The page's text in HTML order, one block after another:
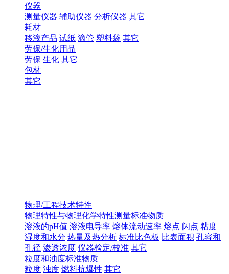
仪器
测量仪器 辅助仪器 分析仪器 其它
耗材
移液产品 试纸 滴管 塑料袋 其它
劳保/生化用品
劳保 生化 其它
包材
其它
物理/工程技术特性
物理特性与物理化学特性测量标准物质
溶液的pH值 溶液电导率 熔体流动速率 熔点 闪点 粘度
湿度和水分 热量及热分析 标准比色板 比表面积 孔容和
孔径 渗透浓度 仪器检定/校准 其它
粒度和浊度标准物质
粒度 浊度 燃料抗爆性 其它